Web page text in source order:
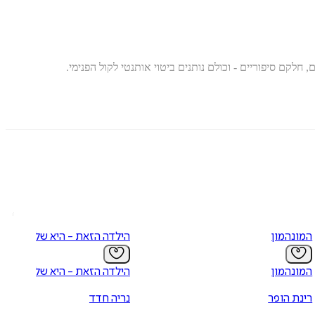
סיפוריים - וכולם נותנים ביטוי אותנטי לקול הפנימי.
המונהמון
המונהמון
רינת הופר
הילדה הזאת - היא שלי!
הילדה הזאת - היא שלי!
נריה חדד